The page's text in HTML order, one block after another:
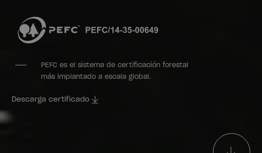
PEFC es el sistema de certificación forestal
más implantado a escala global.
Descarga certificado